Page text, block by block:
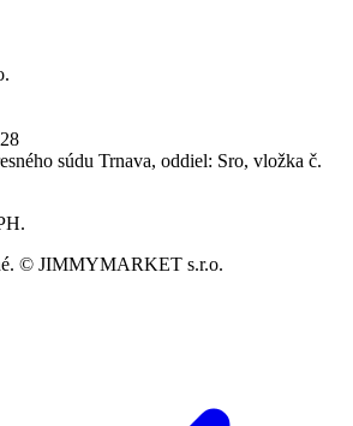
súdu Trnava, oddiel: Sro, vložka č.
© JIMMYMARKET s.r.o.